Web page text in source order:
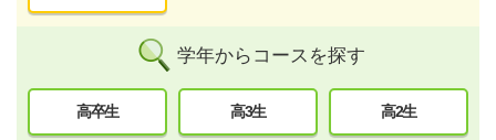
学年からコースを探す
高卒生 高3生 高2生